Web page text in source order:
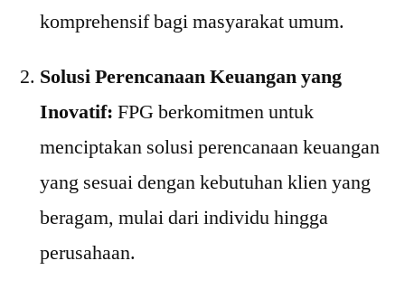
komprehensif bagi masyarakat umum.
Solusi Perencanaan Keuangan yang
Inovatif: FPG berkomitmen untuk
menciptakan solusi perencanaan keuangan
yang sesuai dengan kebutuhan klien yang
beragam, mulai dari individu hingga
perusahaan.